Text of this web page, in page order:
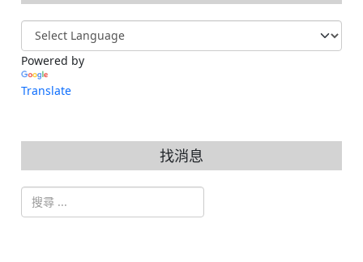
Powered by
Translate
找消息
搜索